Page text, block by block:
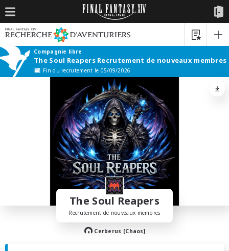
Compagnie libre
The Soul Reapers Recrutement de nouveaux membres
Fin du recrutement le 05/09/2026
The Soul Reapers
Recrutement de nouveaux membres
Cerberus [Chaos]